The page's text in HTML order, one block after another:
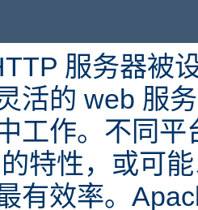
服务器被
活的 web 服
工作。不同
特性，或可
有效率。